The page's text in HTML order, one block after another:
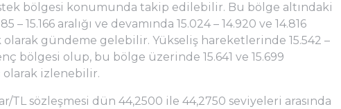
bölgesi konumunda takip edilebilir. Bu bölge altındaki
– 15.166 aralığı ve devamında 15.024 – 14.920 ve 14.816
gündeme gelebilir. Yükseliş hareketlerinde 15.542 –
bölgesi olup, bu bölge üzerinde 15.641 ve 15.699
izlenebilir.
TL sözleşmesi dün 44,2500 ile 44,2750 seviyeleri arasında